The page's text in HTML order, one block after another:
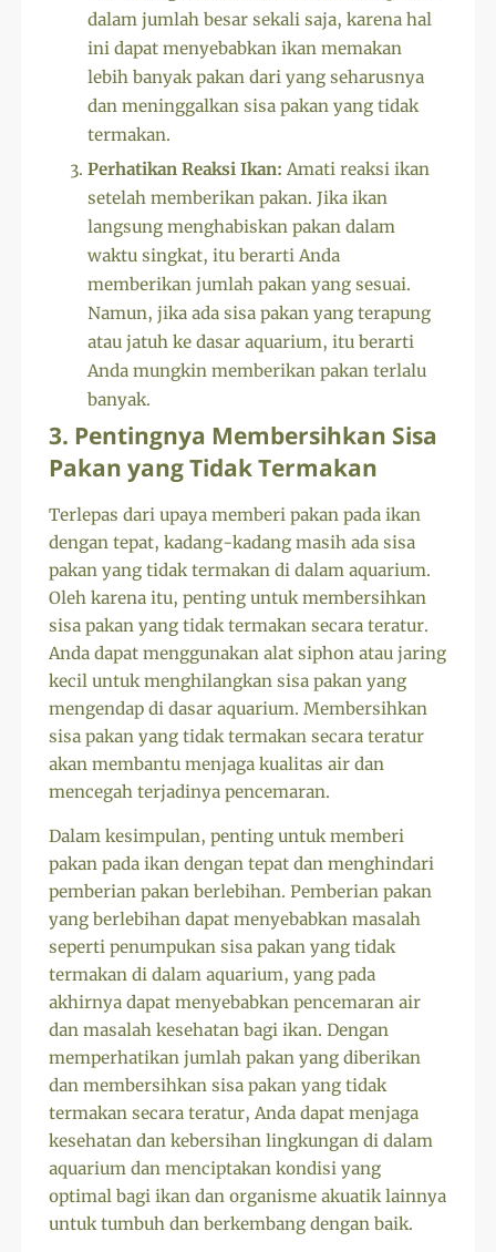
dalam jumlah besar sekali saja, karena hal
ini dapat menyebabkan ikan memakan
lebih banyak pakan dari yang seharusnya
dan meninggalkan sisa pakan yang tidak
termakan.
Perhatikan Reaksi Ikan: Amati reaksi ikan
setelah memberikan pakan. Jika ikan
langsung menghabiskan pakan dalam
waktu singkat, itu berarti Anda
memberikan jumlah pakan yang sesuai.
Namun, jika ada sisa pakan yang terapung
atau jatuh ke dasar aquarium, itu berarti
Anda mungkin memberikan pakan terlalu
banyak.
3. Pentingnya Membersihkan Sisa
Pakan yang Tidak Termakan
Terlepas dari upaya memberi pakan pada ikan
dengan tepat, kadang-kadang masih ada sisa
pakan yang tidak termakan di dalam aquarium.
Oleh karena itu, penting untuk membersihkan
sisa pakan yang tidak termakan secara teratur.
Anda dapat menggunakan alat siphon atau jaring
kecil untuk menghilangkan sisa pakan yang
mengendap di dasar aquarium. Membersihkan
sisa pakan yang tidak termakan secara teratur
akan membantu menjaga kualitas air dan
mencegah terjadinya pencemaran.
Dalam kesimpulan, penting untuk memberi
pakan pada ikan dengan tepat dan menghindari
pemberian pakan berlebihan. Pemberian pakan
yang berlebihan dapat menyebabkan masalah
seperti penumpukan sisa pakan yang tidak
termakan di dalam aquarium, yang pada
akhirnya dapat menyebabkan pencemaran air
dan masalah kesehatan bagi ikan. Dengan
memperhatikan jumlah pakan yang diberikan
dan membersihkan sisa pakan yang tidak
termakan secara teratur, Anda dapat menjaga
kesehatan dan kebersihan lingkungan di dalam
aquarium dan menciptakan kondisi yang
optimal bagi ikan dan organisme akuatik lainnya
untuk tumbuh dan berkembang dengan baik.